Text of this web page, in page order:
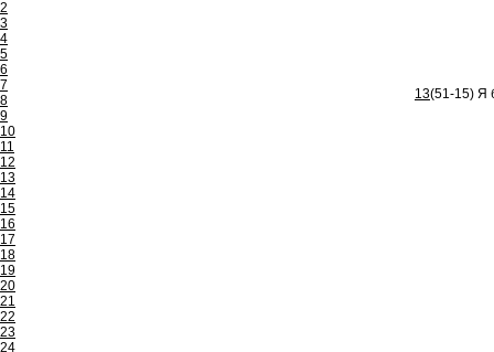
2
3
4
5
6
7
8
9
10
11
12
13
14
15
16
17
18
19
20
21
22
23
24
13(51-15) Я